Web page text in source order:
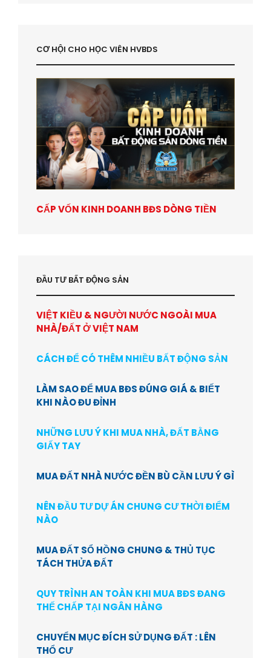
CƠ HỘI CHO HỌC VIÊN HVBDS
CẤP VỐN KINH DOANH BĐS DÒNG TIỀN
ĐẦU TƯ BẤT ĐỘNG SẢN
VIỆT KIỀU & NGƯỜI NƯỚC NGOÀI MUA
NHÀ/ĐẤT Ở VIỆT NAM
CÁCH ĐỂ CÓ THÊM NHIỀU BẤT ĐỘNG SẢN
LÀM SAO ĐỂ MUA BĐS ĐÚNG GIÁ & BIẾT
KHI NÀO ĐU ĐỈNH
NHỮNG LƯU Ý KHI MUA NHÀ, ĐẤT BẰNG
GIẤY TAY
MUA ĐẤT NHÀ NƯỚC ĐỀN BÙ CẦN LƯU Ý GÌ
NÊN ĐẦU TƯ DỰ ÁN CHUNG CƯ THỜI ĐIỂM
NÀO
MUA ĐẤT SỔ HỒNG CHUNG & THỦ TỤC
TÁCH THỬA ĐẤT
QUY TRÌNH AN TOÀN KHI MUA BĐS ĐANG
THẾ CHẤP TẠI NGÂN HÀNG
CHUYỂN MỤC ĐÍCH SỬ DỤNG ĐẤT : LÊN
THỔ CƯ